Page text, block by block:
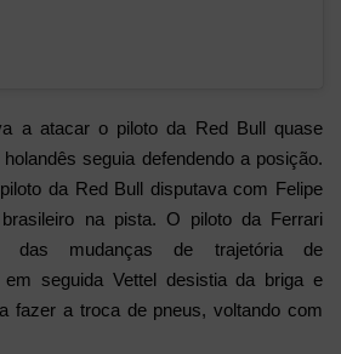
a atacar o piloto da Red Bull quase
seguia defendendo a posição.
da Red Bull disputava com Felipe
na pista. O piloto da Ferrari
das mudanças de trajetória de
em seguida Vettel desistia da briga e
fazer a troca de pneus, voltando com